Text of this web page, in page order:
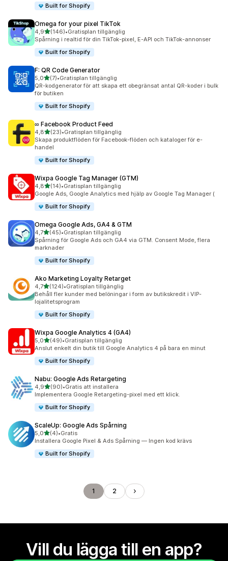
Built for Shopify
Omega for your pixel TikTok
4,9av 5 stjärnor
(146)
146 recensioner totalt
•Gratisplan tillgänglig
Spårning i realtid för din TikTok-pixel, E-API och TikTok-annonser
Built for Shopify
F: QR Code Generator
5,0av 5 stjärnor
(7)
7 recensioner totalt
•Gratisplan tillgänglig
QR-kodgenerator för att skapa ett obegränsat antal QR-koder i bulk
för butiken
Built for Shopify
∞ Facebook Product Feed
4,8av 5 stjärnor
(23)
23 recensioner totalt
•Gratisplan tillgänglig
Skapa produktflöden för Facebook-flöden och kataloger för e-
handel
Built for Shopify
Wixpa Google Tag Manager (GTM)
4,8av 5 stjärnor
(14)
14 recensioner totalt
•Gratisplan tillgänglig
Google Ads, Google Analytics med hjälp av Google Tag Manager (
Built for Shopify
Omega Google Ads, GA4 & GTM
4,7av 5 stjärnor
(45)
45 recensioner totalt
•Gratisplan tillgänglig
Spårning för Google Ads och GA4 via GTM. Consent Mode, flera
marknader
Built for Shopify
Ako Marketing Loyalty Retarget
4,7av 5 stjärnor
(124)
124 recensioner totalt
•Gratisplan tillgänglig
Behåll fler kunder med belöningar i form av butikskredit i VIP-
lojalitetsprogram
Built for Shopify
Wixpa Google Analytics 4 (GA4)
5,0av 5 stjärnor
(49)
49 recensioner totalt
•Gratisplan tillgänglig
Anslut enkelt din butik till Google Analytics 4 på bara en minut
Built for Shopify
Nabu: Google Ads Retargeting
4,9av 5 stjärnor
(90)
90 recensioner totalt
•Gratis att installera
Implementera Google Retargeting-pixel med ett klick.
Built for Shopify
ScaleUp: Google Ads Spårning
5,0av 5 stjärnor
(4)
4 recensioner totalt
•Gratis
Installera Google Pixel & Ads Spårning — Ingen kod krävs
Built for Shopify
1 2
Vill du lägga till en app?